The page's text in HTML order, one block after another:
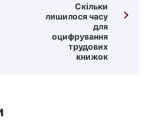
Скільки
лишилося часу
для
оцифрування
трудових
книжок